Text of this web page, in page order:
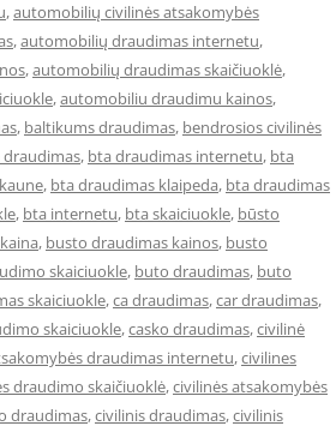
,automobilių civilinės atsakomybės
,automobilių draudimas internetu,
,automobilių draudimas skaičiuoklė,
,automobiliu draudimu kainos,
, baltikums draudimas, bendrosios civilinės
draudimas, bta draudimas internetu, bta
, bta draudimas klaipeda, bta draudimas
, bta internetu, bta skaiciuokle, būsto
, busto draudimas kainos, busto
skaiciuokle, buto draudimas, buto
skaiciuokle,ca draudimas,car draudimas,
skaiciuokle,casko draudimas,civilinė
draudimas internetu,civilines
draudimo skaičiuoklė,civilinės atsakomybės
draudimas,civilinis draudimas,civilinis